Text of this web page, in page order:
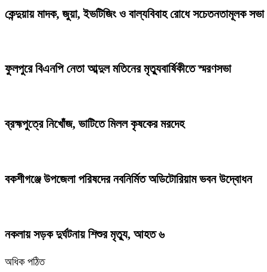
কেন্দুয়ায় মাদক, জুয়া, ইভটিজিং ও বাল্যবিবাহ রোধে সচেতনতামূলক সভা
ফুলপুরে বিএনপি নেতা আব্দুল মতিনের মৃত্যুবার্ষিকীতে স্মরণসভা
ব্রহ্মপুত্রে নিখোঁজ, ভাটিতে মিলল কৃষকের মরদেহ
বকশীগঞ্জে উপজেলা পরিষদের নবনির্মিত অডিটোরিয়াম ভবন উদ্বোধন
নকলায় সড়ক দুর্ঘটনায় শিশুর মৃত্যু, আহত ৬
অধিক পঠিত